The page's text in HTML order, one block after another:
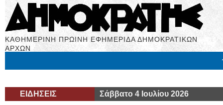
ΚΑΘΗΜΕΡΙΝΗ ΠΡΩΙΝΗ ΕΦΗΜΕΡΙΔΑ ΔΗΜΟΚΡΑΤΙΚΩΝ
ΑΡΧΩΝ
ΕΙΔΗΣΕΙΣ Σάββατο 4 Ιουλίου 2026